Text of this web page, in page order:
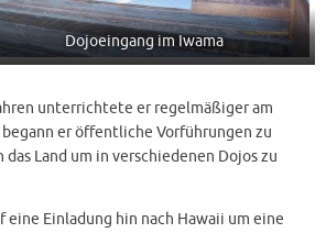
Dojoeingang im Iwama
unterrichtete er regelmäßiger am
begann er öffentliche Vorführungen zu
Land um in verschiedenen Dojos zu
eine Einladung hin nach Hawaii um eine